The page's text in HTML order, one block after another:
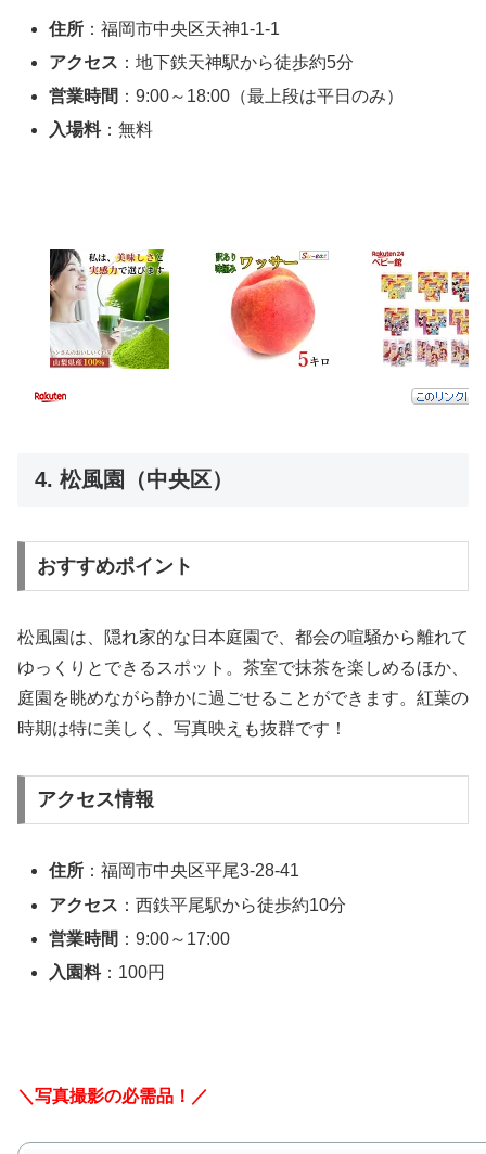
住所 ：福岡市中央区天神1-1-1
アクセス ：地下鉄天神駅から徒歩約5分
営業時間 ：9:00～18:00（最上段は平日のみ）
入場料：無料
4. 松風園（中央区）
おすすめポイント
松風園は、隠れ家的な日本庭園で、都会の喧騒から離れて
ゆっくりとできるスポット。茶室で抹茶を楽しめるほか、
庭園を眺めながら静かに過ごせることができます。紅葉の
時期は特に美しく、写真映えも抜群です！
アクセス情報
住所 ：福岡市中央区平尾3-28-41
アクセス ：西鉄平尾駅から徒歩約10分
営業時間 ：9:00～17:00
入園料：100円
＼写真撮影の必需品！／